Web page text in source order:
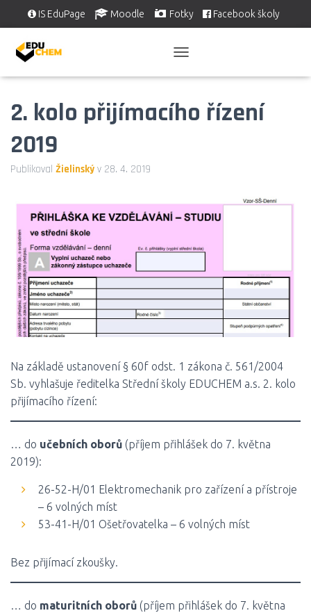
IS EduPage Moodle Fotky Facebook školy
Ř
G
C
2. kolo přijímacího řízení
2019
Publikoval Žielinský v 28. 4. 2019
Na základě ustanovení § 60f odst. 1 zákona č. 561/2004
Sb. vyhlašuje ředitelka Střední školy EDUCHEM a.s. 2. kolo
přijímacího řízení:
… do učebních oborů (příjem přihlášek do 7. května
2019):
26-52-H/01 Elektromechanik pro zařízení a přístroje
– 6 volných míst
53-41-H/01 Ošetřovatelka – 6 volných míst
Bez přijímací zkoušky.
… do maturitních oborů (příjem přihlášek do 7. května